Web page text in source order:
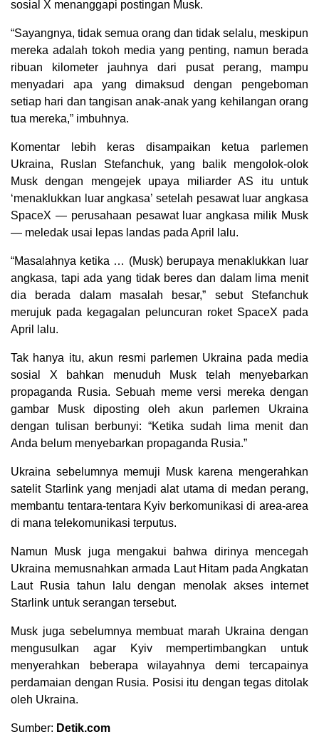
sosial X menanggapi postingan Musk.
“Sayangnya, tidak semua orang dan tidak selalu, meskipun
mereka adalah tokoh media yang penting, namun berada
ribuan kilometer jauhnya dari pusat perang, mampu
menyadari apa yang dimaksud dengan pengeboman
setiap hari dan tangisan anak-anak yang kehilangan orang
tua mereka,” imbuhnya.
Komentar lebih keras disampaikan ketua parlemen
Ukraina, Ruslan Stefanchuk, yang balik mengolok-olok
Musk dengan mengejek upaya miliarder AS itu untuk
‘menaklukkan luar angkasa’ setelah pesawat luar angkasa
SpaceX — perusahaan pesawat luar angkasa milik Musk
— meledak usai lepas landas pada April lalu.
“Masalahnya ketika … (Musk) berupaya menaklukkan luar
angkasa, tapi ada yang tidak beres dan dalam lima menit
dia berada dalam masalah besar,” sebut Stefanchuk
merujuk pada kegagalan peluncuran roket SpaceX pada
April lalu.
Tak hanya itu, akun resmi parlemen Ukraina pada media
sosial X bahkan menuduh Musk telah menyebarkan
propaganda Rusia. Sebuah meme versi mereka dengan
gambar Musk diposting oleh akun parlemen Ukraina
dengan tulisan berbunyi: “Ketika sudah lima menit dan
Anda belum menyebarkan propaganda Rusia.”
Ukraina sebelumnya memuji Musk karena mengerahkan
satelit Starlink yang menjadi alat utama di medan perang,
membantu tentara-tentara Kyiv berkomunikasi di area-area
di mana telekomunikasi terputus.
Namun Musk juga mengakui bahwa dirinya mencegah
Ukraina memusnahkan armada Laut Hitam pada Angkatan
Laut Rusia tahun lalu dengan menolak akses internet
Starlink untuk serangan tersebut.
Musk juga sebelumnya membuat marah Ukraina dengan
mengusulkan agar Kyiv mempertimbangkan untuk
menyerahkan beberapa wilayahnya demi tercapainya
perdamaian dengan Rusia. Posisi itu dengan tegas ditolak
oleh Ukraina.
Sumber: Detik.com